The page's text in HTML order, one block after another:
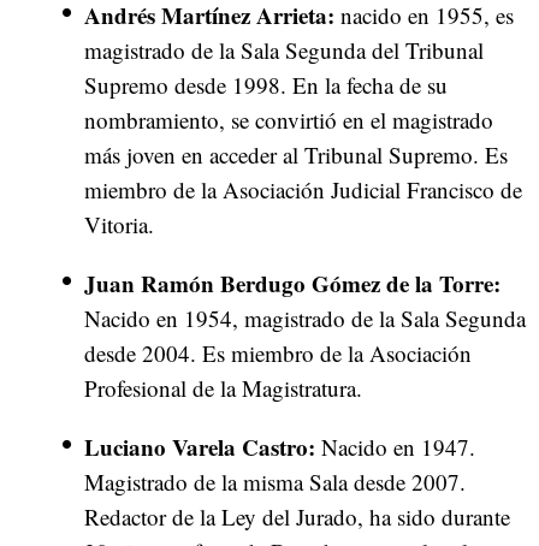
Andrés Martínez Arrieta: nacido en 1955, es
magistrado de la Sala Segunda del Tribunal
Supremo desde 1998. En la fecha de su
nombramiento, se convirtió en el magistrado
más joven en acceder al Tribunal Supremo. Es
miembro de la Asociación Judicial Francisco de
Vitoria.
Juan Ramón Berdugo Gómez de la Torre:
Nacido en 1954, magistrado de la Sala Segunda
desde 2004. Es miembro de la Asociación
Profesional de la Magistratura.
Luciano Varela Castro: Nacido en 1947.
Magistrado de la misma Sala desde 2007.
Redactor de la Ley del Jurado, ha sido durante